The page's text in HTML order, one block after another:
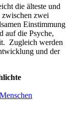
die älteste und
zwischen zwei
Einstimmung
auf die Psyche,
Zugleich werden
und der